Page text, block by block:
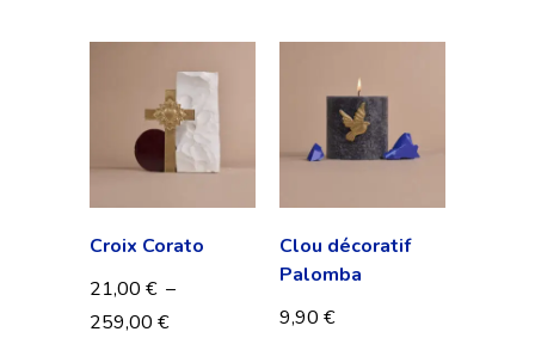
Croix Corato
21,00 € –
259,00 €
Clou décoratif
Palomba
9,90 €